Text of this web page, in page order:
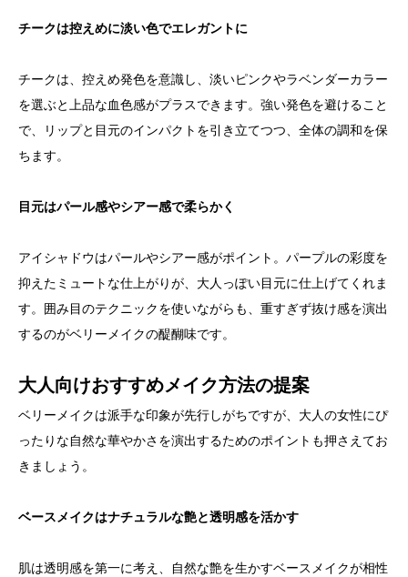
チークは控えめに淡い色でエレガントに
チークは、控えめ発色を意識し、淡いピンクやラベンダーカラー
を選ぶと上品な血色感がプラスできます。強い発色を避けること
で、リップと目元のインパクトを引き立てつつ、全体の調和を保
ちます。
目元はパール感やシアー感で柔らかく
アイシャドウはパールやシアー感がポイント。パープルの彩度を
抑えたミュートな仕上がりが、大人っぽい目元に仕上げてくれま
す。囲み目のテクニックを使いながらも、重すぎず抜け感を演出
するのがベリーメイクの醍醐味です。
大人向けおすすめメイク方法の提案
ベリーメイクは派手な印象が先行しがちですが、大人の女性にぴ
ったりな自然な華やかさを演出するためのポイントも押さえてお
きましょう。
ベースメイクはナチュラルな艶と透明感を活かす
肌は透明感を第一に考え、自然な艶を生かすベースメイクが相性